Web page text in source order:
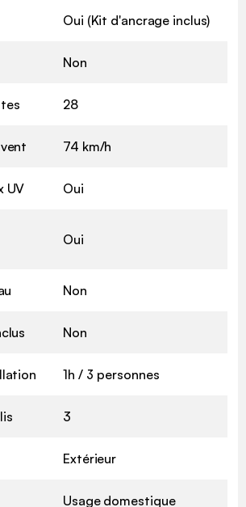
Oui (Kit d'ancrage inclus)
Non
28
74 km/h
UV Oui
Oui
Non
Non
1h / 3 personnes
3
Extérieur
Usage domestique